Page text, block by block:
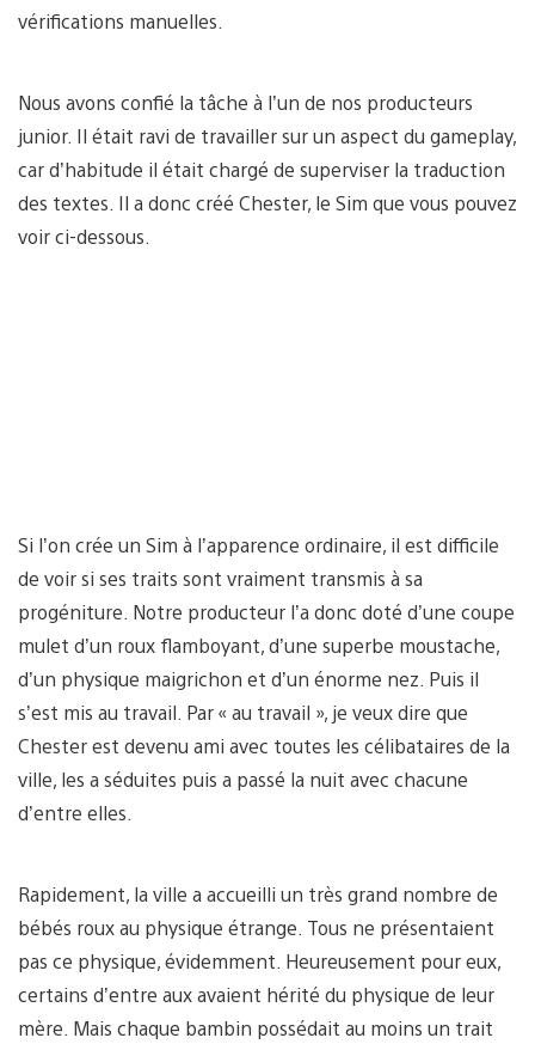
vérifications manuelles.
Nous avons confié la tâche à l’un de nos producteurs
junior. Il était ravi de travailler sur un aspect du gameplay,
car d’habitude il était chargé de superviser la traduction
des textes. Il a donc créé Chester, le Sim que vous pouvez
voir ci-dessous.
Si l’on crée un Sim à l’apparence ordinaire, il est difficile
de voir si ses traits sont vraiment transmis à sa
progéniture. Notre producteur l’a donc doté d’une coupe
mulet d’un roux flamboyant, d’une superbe moustache,
d’un physique maigrichon et d’un énorme nez. Puis il
s’est mis au travail. Par « au travail », je veux dire que
Chester est devenu ami avec toutes les célibataires de la
ville, les a séduites puis a passé la nuit avec chacune
d’entre elles.
Rapidement, la ville a accueilli un très grand nombre de
bébés roux au physique étrange. Tous ne présentaient
pas ce physique, évidemment. Heureusement pour eux,
certains d’entre aux avaient hérité du physique de leur
mère. Mais chaque bambin possédait au moins un trait